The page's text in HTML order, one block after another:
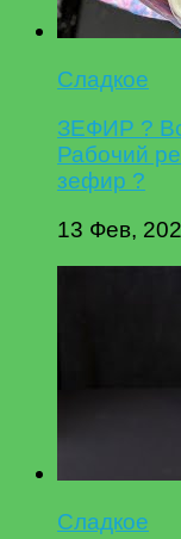
Сладкое
ЗЕФИР ?
Рабочий
зефир ?
13 Фев,
Сладкое